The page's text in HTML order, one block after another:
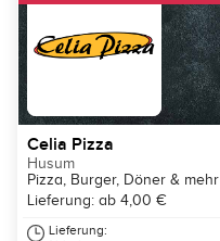
Celia Pizza
Husum
Pizza, Burger, Döner & mehr
Lieferung: ab 4,00 €
Lieferung: